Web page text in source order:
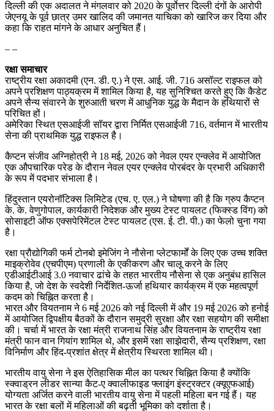
दिल्ली की एक अदालत ने मंगलवार को 2020 के पूर्वोत्तर दिल्ली दंगों के आरोपी
जेएनयू के पूर्व छात्र उमर खालिद की जमानत याचिका को खारिज कर दिया और
कहा कि राहत मांगने के आधार अनुचित हैं।
– –
रक्षा समाचार
राष्ट्रीय रक्षा अकादमी (एन. डी. ए.) ने एस. आई. जी. 716 असॉल्ट राइफल को
अपने प्रशिक्षण पाठ्यक्रम में शामिल किया है, यह सुनिश्चित करते हुए कि कैडेट
अपने सैन्य संवारने के शुरुआती चरण में आधुनिक युद्ध के मैदान के हथियारों से
परिचित हों।
अमेरिका स्थित एसआईजी सॉयर द्वारा निर्मित एसआईजी 716, वर्तमान में भारतीय
सेना की प्राथमिक युद्ध राइफल है।
कैप्टन संजीव अग्निहोत्री ने 18 मई, 2026 को नेवल एयर एन्क्लेव में आयोजित
एक औपचारिक परेड के दौरान नेवल एयर एन्क्लेव पोरबंदर के प्रभारी अधिकारी
के रूप में पदभार संभाला है।
हिंदुस्तान एयरोनॉटिक्स लिमिटेड (एच. ए. एल.) ने घोषणा की है कि ग्रुप कैप्टन
के. के. वेणुगोपाल, कार्यकारी निदेशक और मुख्य टेस्ट पायलट (फिक्स्ड विंग) को
सोसाइटी ऑफ एक्सपेरिमेंटल टेस्ट पायलट (एस. ई. टी. पी.) का फेलो चुना गया
है।
रक्षा प्रौद्योगिकी फर्म टोनबो इमेजिंग ने नौसेना प्लेटफार्मों के लिए एक उच्च शक्ति
माइक्रोवेव (एचपीएम) प्रणाली के एकीकरण और चालू करने के लिए
एडीआईटीआई 3.0 नवाचार ढांचे के तहत भारतीय नौसेना से एक अनुबंध हासिल
किया है, जो देश के स्वदेशी निर्देशित-ऊर्जा हथियार कार्यक्रम में एक महत्वपूर्ण
कदम को चिह्नित करता है।
भारत और वियतनाम ने 6 मई 2026 को नई दिल्ली में और 19 मई 2026 को हनोई
में आयोजित द्विपक्षीय बैठकों के दौरान समुद्री सुरक्षा और रक्षा सहयोग की समीक्षा
की। चर्चा में भारत के रक्षा मंत्री राजनाथ सिंह और वियतनाम के राष्ट्रीय रक्षा
मंत्री फान वान गियांग शामिल थे, और इसमें रक्षा साझेदारी, सैन्य प्रशिक्षण, रक्षा
विनिर्माण और हिंद-प्रशांत क्षेत्र में क्षेत्रीय स्थिरता शामिल थी।
भारतीय वायु सेना ने इस ऐतिहासिक मील का पत्थर चिह्नित किया है क्योंकि
स्क्वाड्रन लीडर सान्या कैट-ए क्वालीफाइड फ्लाइंग इंस्ट्रक्टर (क्यूएफआई)
योग्यता अर्जित करने वाली भारतीय वायु सेना में पहली महिला बन गई हैं। यह
भारत के रक्षा बलों में महिलाओं की बढ़ती भूमिका को दर्शाता है।